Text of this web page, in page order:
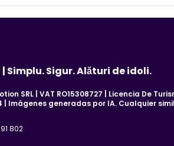
| Simplu. Sigur. Alături de idoli.
SRL | VAT RO15308727 | Licencia De
| Imágenes generadas por IA. Cualquier
802